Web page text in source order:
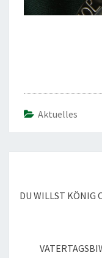
Aktuelles
DU WILLST KÖNIG